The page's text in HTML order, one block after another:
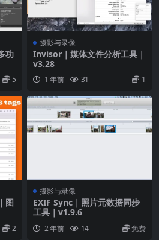
功
5
摄影与录像
Invisor｜媒体文件分析工具｜
v3.28
1 年前 31 1
图
2
摄影与录像
EXIF Sync｜照片元数据同步
工具｜v1.9.6
2 年前 14 免费